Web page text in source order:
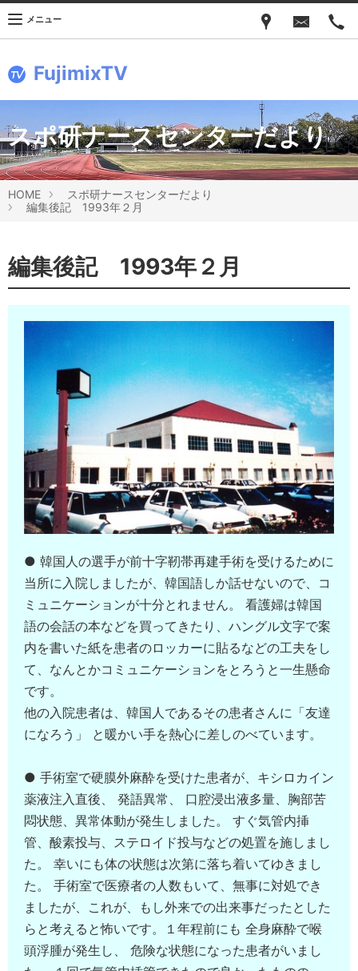
FujimixTV
メニュー
スポ研ナースセンターだより
HOME
スポ研ナースセンターだより
編集後記 1993年２月
編集後記 1993年２月
● 韓国人の選手が前十字靭帯再建手術を受けるために
当所に入院しましたが、韓国語しか話せないので、コ
ミュニケーションが十分とれません。 看護婦は韓国
語の会話の本などを買ってきたり、ハングル文字で案
内を書いた紙を患者のロッカーに貼るなどの工夫をし
て、なんとかコミュニケーションをとろうと一生懸命
です。
他の入院患者は、韓国人であるその患者さんに「友達
になろう」 と暖かい手を熱心に差しのべています。
● 手術室で硬膜外麻酔を受けた患者が、キシロカイン
薬液注入直後、 発語異常、 口腔浸出液多量、胸部苦
悶状態、異常体動が発生しました。 すぐ気管内挿
管、酸素投与、ステロイド投与などの処置を施しまし
た。 幸いにも体の状態は次第に落ち着いてゆきまし
た。 手術室で医療者の人数もいて、無事に対処でき
ましたが、これが、もし外来での出来事だったとした
らと考えると怖いです。１年程前にも 全身麻酔で喉
頭浮腫が発生し、 危険な状態になった患者がいまし